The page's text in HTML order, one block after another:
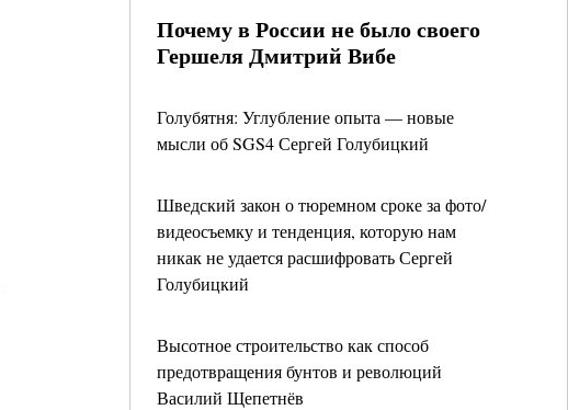
Почему в России не было своего
Гершеля Дмитрий Вибе
Голубятня: Углубление опыта — новые
мысли об SGS4 Сергей Голубицкий
Шведский закон о тюремном сроке за фото/
видеосъемку и тенденция, которую нам
никак не удается расшифровать Сергей
Голубицкий
Высотное строительство как способ
предотвращения бунтов и революций
Василий Щепетнёв